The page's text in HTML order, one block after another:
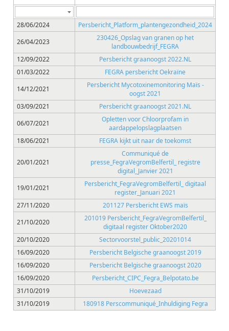
28/06/2024
Persbericht_Platform_plantengezondheid_2024
26/04/2023
230426_Opslag van granen op het
landbouwbedrijf_FEGRA
12/09/2022
Persbericht graanoogst 2022.NL
01/03/2022
FEGRA persbericht Oekraïne
14/12/2021
Persbericht Mycotoxinemonitoring Maïs -
oogst 2021
03/09/2021
Persbericht graanoogst 2021.NL
06/07/2021
Opletten voor Chloorprofam in
aardappelopslagplaatsen
18/06/2021
FEGRA kijkt uit naar de toekomst
20/01/2021
Communiqué de
presse_FegraVegromBelfertil_ registre
digital_Janvier 2021
19/01/2021
Persbericht_FegraVegromBelfertil_ digitaal
register_Januari 2021
27/11/2020
201127 Persbericht EWS maïs
21/10/2020
201019 Persbericht_FegraVegromBelfertil_
digitaal register Oktober2020
20/10/2020
Sectorvoorstel_public_20201014
16/09/2020
Persbericht Belgische graanoogst 2019
16/09/2020
Persbericht Belgische graanoogst 2020
16/09/2020
Persbericht_CIPC_Fegra_Belpotato.be
31/10/2019
Hoevezaad
31/10/2019
180918 Perscommuniqué_Inhuldiging Fegra